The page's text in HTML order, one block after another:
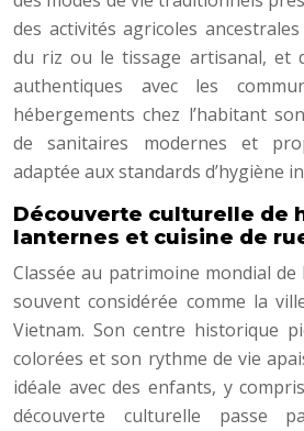
des activités agricoles
du riz ou le tissage artisanal, et
authentiques avec les
hébergements chez l’habitant
de sanitaires modernes et
adaptée aux standards d’hygiène
Découverte culturelle de
lanternes et cuisine de
Classée au patrimoine mondial de
souvent considérée comme la
Vietnam. Son centre historique
colorées et son rythme de vie
idéale avec des enfants, y
découverte culturelle passe